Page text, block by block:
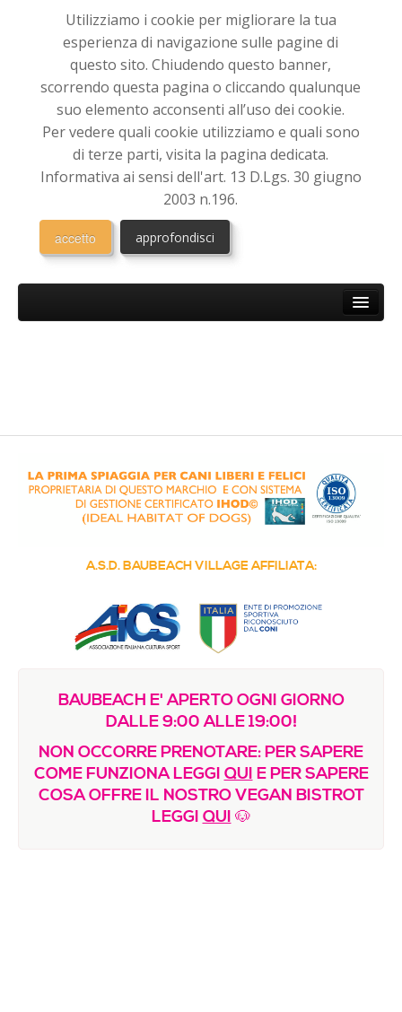
Utilizziamo i cookie per migliorare la tua
esperienza di navigazione sulle pagine di
questo sito. Chiudendo questo banner,
scorrendo questa pagina o cliccando qualunque
suo elemento acconsenti all’uso dei cookie.
Per vedere quali cookie utilizziamo e quali sono
di terze parti, visita la pagina dedicata.
Informativa ai sensi dell'art. 13 D.Lgs. 30 giugno
2003 n.196.
accetto approfondisci
Contatti / Dove siamo
Decalogo della Resilienza
Vuoi creare una sede?
FORMAZIONE
Olistici
Sinergie, Comunicazione e Immagine
Riconoscimenti e certificazioni
E-Book & Video IHOD©
A.S.D. BAUBEACH VILLAGE AFFILIATA:
BAUBEACH E' APERTO OGNI GIORNO
DALLE 9:00 ALLE 19:00!
NON OCCORRE PRENOTARE: PER SAPERE
COME FUNZIONA LEGGI QUI E PER SAPERE
COSA OFFRE IL NOSTRO VEGAN BISTROT
LEGGI QUI 🐶